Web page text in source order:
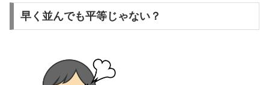
早く並んでも平等じゃない？